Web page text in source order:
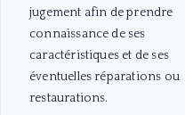
jugement afin de prendre
connaissance de ses
caractéristiques et de ses
éventuelles réparations ou
restaurations.